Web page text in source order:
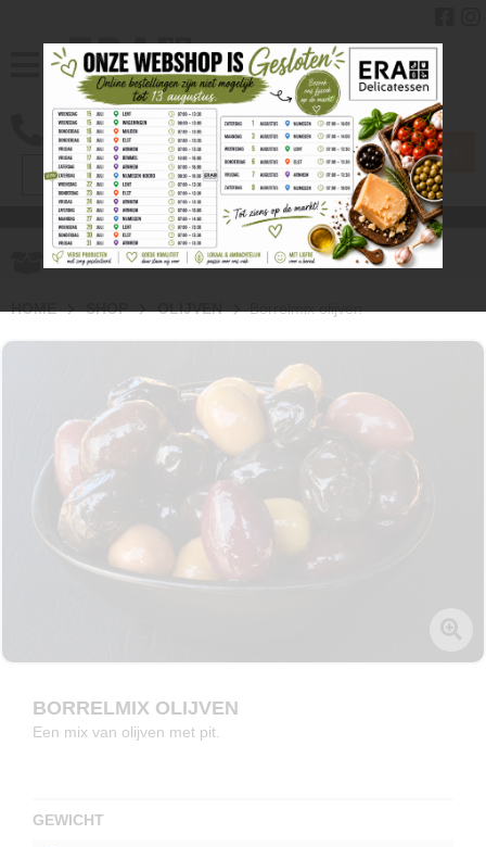
Gratisverzenden vanaf € 40.00
HOME SHOP OLIJVEN Borrelmix olijven
BORRELMIX OLIJVEN
Een mix van olijven met pit.
GEWICHT